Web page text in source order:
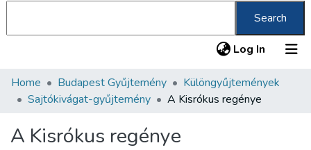
Search
Log In (current)
Communities & Collections
Statistics
Home Budapest Gyűjtemény
Különgyűjtemények
Sajtókivágat-gyűjtemény
A Kisrókus regénye
A Kisrókus regénye